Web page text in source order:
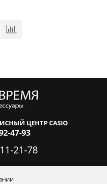
ЦЕНТР CASIO
47-93
21-78